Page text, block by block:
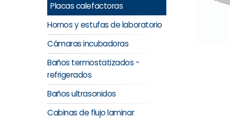
Placas calefactoras
Hornos y estufas de laboratorio
Cámaras incubadoras
Baños termostatizados -
refrigerados
Baños ultrasonidos
Cabinas de flujo laminar